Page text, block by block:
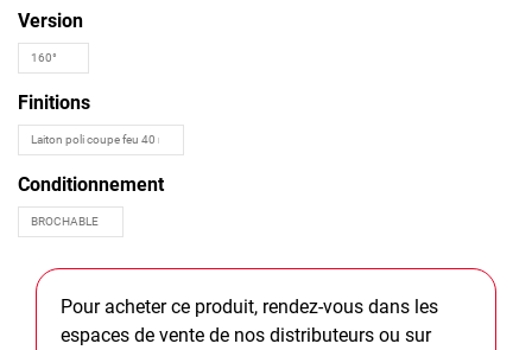
Version
Finitions
Conditionnement
Pour acheter ce produit, rendez-vous dans les
espaces de vente de nos distributeurs ou sur